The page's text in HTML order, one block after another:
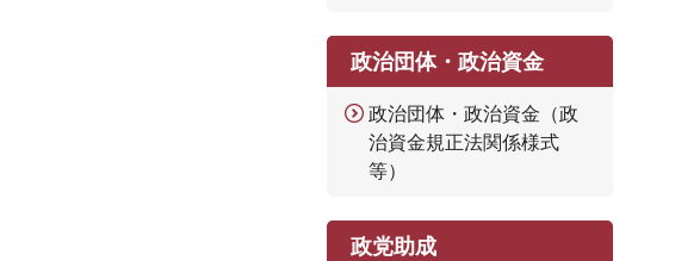
政治団体・政治資金
政治団体・政治資金（政
治資金規正法関係様式
等）
政党助成